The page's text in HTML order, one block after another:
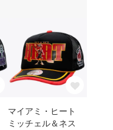
マイアミ・ヒート
ミッチェル＆ネス